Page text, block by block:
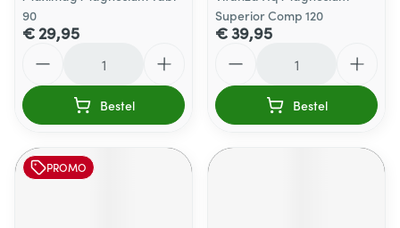
90
€ 29,95
Bestel
Superior Comp 120
€ 39,95
Bestel
PROMO